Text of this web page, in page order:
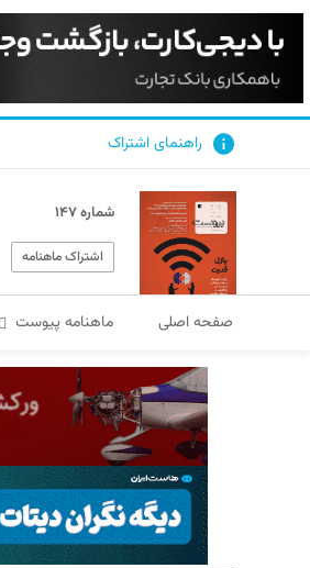
راهنمای اشتراک
شماره ۱۴۷
اشتراک ماهنامه
صفحه اصلی ماهنامه پیوست